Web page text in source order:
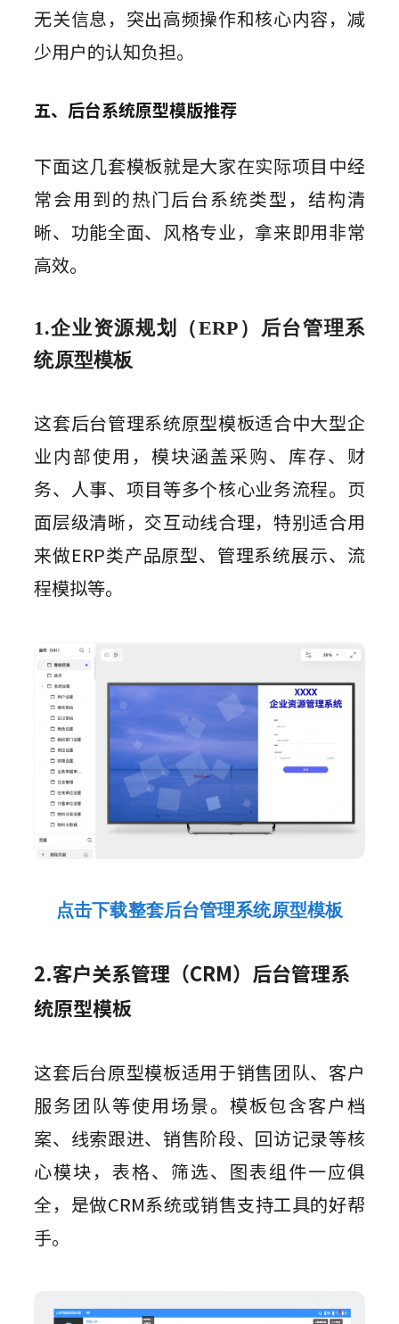
无关信息，突出高频操作和核心内容，减
少用户的认知负担。
五、后台系统原型模版推荐
下面这几套模板就是大家在实际项目中经
常会用到的热门后台系统类型，结构清
晰、功能全面、风格专业，拿来即用非常
高效。
1.企业资源规划（ERP）后台管理系
统原型模板
这套后台管理系统原型模板适合中大型企
业内部使用，模块涵盖采购、库存、财
务、人事、项目等多个核心业务流程。页
面层级清晰，交互动线合理，特别适合用
来做ERP类产品原型、管理系统展示、流
程模拟等。
点击下载整套后台管理系统原型模板
2.客户关系管理（CRM）后台管理系
统原型模板
这套后台原型模板适用于销售团队、客户
服务团队等使用场景。模板包含客户档
案、线索跟进、销售阶段、回访记录等核
心模块，表格、筛选、图表组件一应俱
全，是做CRM系统或销售支持工具的好帮
手。